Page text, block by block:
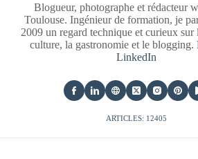
Blogueur, photographe et rédacteur
Toulouse. Ingénieur de formation, je
2009 un regard technique et curieux sur
culture, la gastronomie et le blogging.
LinkedIn
ARTICLES: 12405